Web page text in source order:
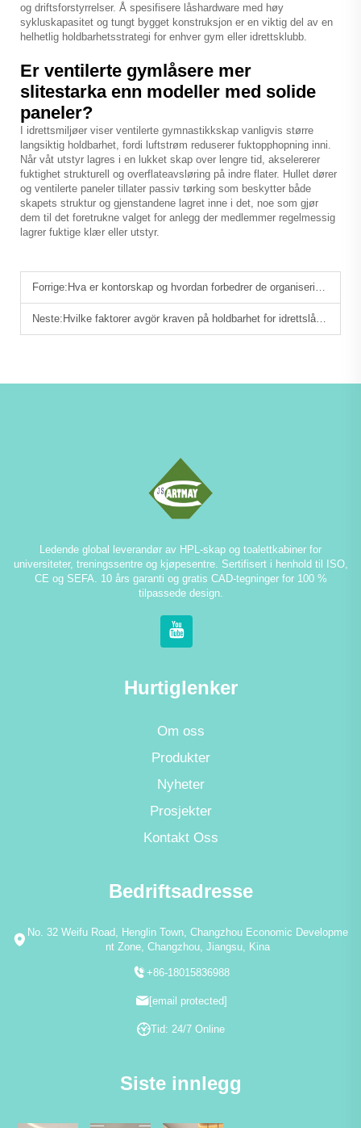
og driftsforstyrrelser. Å spesifisere låshardware med høy
sykluskapasitet og tungt bygget konstruksjon er en viktig del av en
helhetlig holdbarhetsstrategi for enhver gym eller idrettsklubb.
Er ventilerte gymlåsere mer
slitestarka enn modeller med solide
paneler?
I idrettsmiljøer viser ventilerte gymnastikkskap vanligvis større
langsiktig holdbarhet, fordi luftstrøm reduserer fuktopphopning inni.
Når våt utstyr lagres i en lukket skap over lengre tid, akselererer
fuktighet strukturell og overflateavsløring på indre flater. Hullet dører
og ventilerte paneler tillater passiv tørking som beskytter både
skapets struktur og gjenstandene lagret inne i det, noe som gjør
dem til det foretrukne valget for anlegg der medlemmer regelmessig
lagrer fuktige klær eller utstyr.
Forrige: Hva er kontorskap og hvordan forbedrer de organiseringen på arbeidsplassen?
Neste: Hvilke faktorer avgör kraven på holdbarhet for idrettslåsere?
Ledende global leverandør av HPL-skap og toalettkabiner for
universiteter, treningssentre og kjøpesentre. Sertifisert i henhold til ISO,
CE og SEFA. 10 års garanti og gratis CAD-tegninger for 100 %
tilpassede design.
Hurtiglenker
Om oss
Produkter
Nyheter
Prosjekter
Kontakt Oss
Bedriftsadresse
No. 32 Weifu Road, Henglin Town, Changzhou Economic Developme
nt Zone, Changzhou, Jiangsu, Kina
+86-18015836988
[email protected]
Tid: 24/7 Online
Siste innlegg